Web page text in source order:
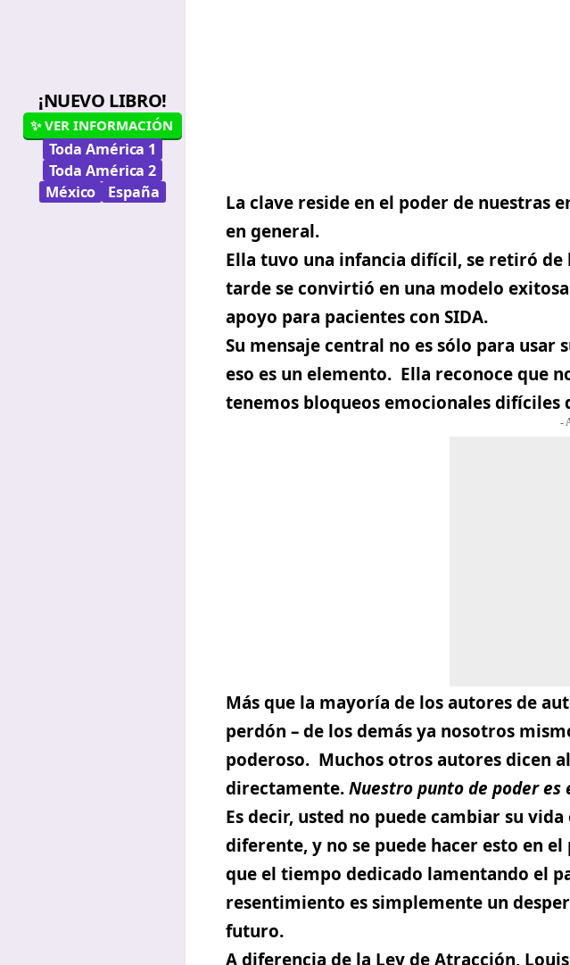
¡NUEVO LIBRO!
✨ VER INFORMACIÓN
Toda América 1
Toda América 2
México
España
La clave reside en el poder de nuestras
en general.
Ella tuvo una infancia difícil, se retiró de
tarde se convirtió en una modelo
apoyo para pacientes con SIDA.
Su mensaje central no es sólo para
eso es un elemento. Ella reconoce que
tenemos bloqueos emocionales difíciles
-
Más que la mayoría de los autores de
perdón – de los demás ya nosotros
poderoso. Muchos otros autores dicen
directamente.Nuestro punto de poder
Es decir, usted no puede cambiar su
diferente, y no se puede hacer esto en
que el tiempo dedicado lamentando el
resentimiento es simplemente un
futuro.
A diferencia de la Ley de Atracción,